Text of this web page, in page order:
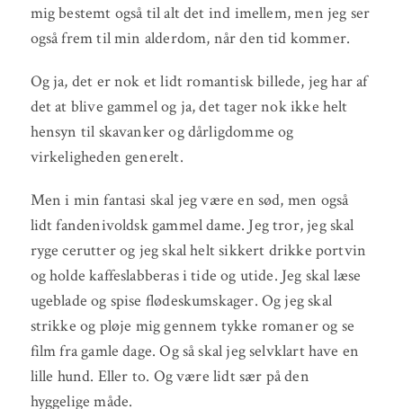
mig bestemt også til alt det ind imellem, men jeg ser
også frem til min alderdom, når den tid kommer.
Og ja, det er nok et lidt romantisk billede, jeg har af
det at blive gammel og ja, det tager nok ikke helt
hensyn til skavanker og dårligdomme og
virkeligheden generelt.
Men i min fantasi skal jeg være en sød, men også
lidt fandenivoldsk gammel dame. Jeg tror, jeg skal
ryge cerutter og jeg skal helt sikkert drikke portvin
og holde kaffeslabberas i tide og utide. Jeg skal læse
ugeblade og spise flødeskumskager. Og jeg skal
strikke og pløje mig gennem tykke romaner og se
film fra gamle dage. Og så skal jeg selvklart have en
lille hund. Eller to. Og være lidt sær på den
hyggelige måde.